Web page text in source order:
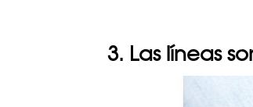
3. Las líneas